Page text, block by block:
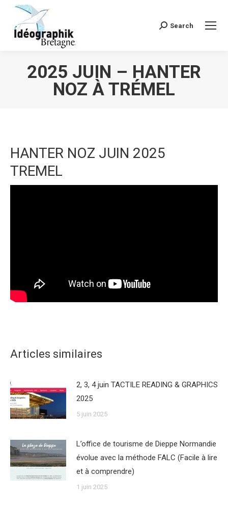
Recherche
Search
2025 JUIN – HANTER
NOZ À TRÉMEL
HANTER NOZ JUIN 2025
TREMEL
Articles similaires
2, 3, 4 juin TACTILE READING & GRAPHICS
2025
5 juin 2025
L’office de tourisme de Dieppe Normandie
évolue avec la méthode FALC (Facile à lire
et à comprendre)
1 juin 2025